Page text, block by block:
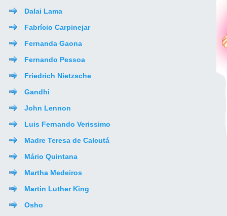
Dalai Lama
Fabrício Carpinejar
Fernanda Gaona
Fernando Pessoa
Friedrich Nietzsche
Gandhi
John Lennon
Luis Fernando Verissimo
Madre Teresa de Calcutá
Mário Quintana
Martha Medeiros
Martin Luther King
Osho